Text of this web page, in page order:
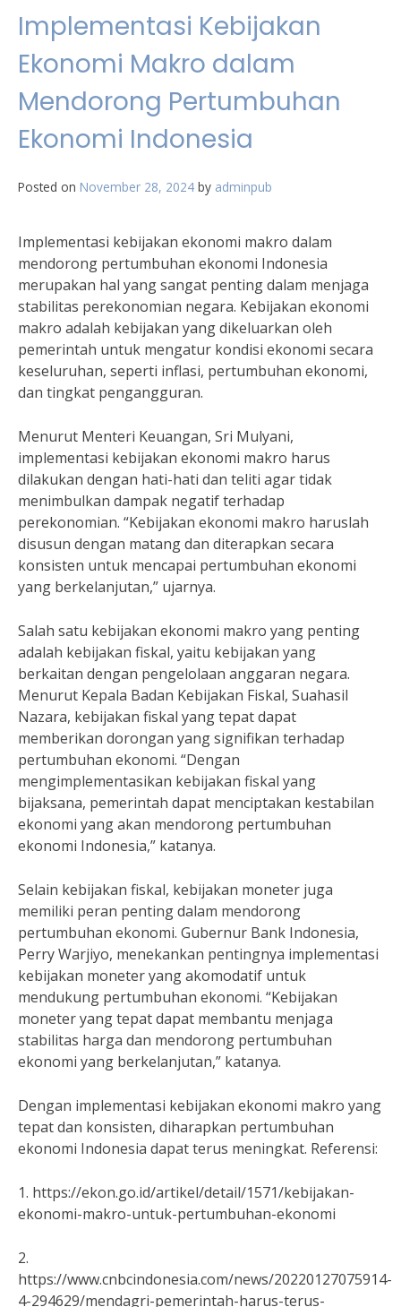
Implementasi Kebijakan
Ekonomi Makro dalam
Mendorong Pertumbuhan
Ekonomi Indonesia
Posted on November 28, 2024 by adminpub
Implementasi kebijakan ekonomi makro dalam
mendorong pertumbuhan ekonomi Indonesia
merupakan hal yang sangat penting dalam menjaga
stabilitas perekonomian negara. Kebijakan ekonomi
makro adalah kebijakan yang dikeluarkan oleh
pemerintah untuk mengatur kondisi ekonomi secara
keseluruhan, seperti inflasi, pertumbuhan ekonomi,
dan tingkat pengangguran.
Menurut Menteri Keuangan, Sri Mulyani,
implementasi kebijakan ekonomi makro harus
dilakukan dengan hati-hati dan teliti agar tidak
menimbulkan dampak negatif terhadap
perekonomian. “Kebijakan ekonomi makro haruslah
disusun dengan matang dan diterapkan secara
konsisten untuk mencapai pertumbuhan ekonomi
yang berkelanjutan,” ujarnya.
Salah satu kebijakan ekonomi makro yang penting
adalah kebijakan fiskal, yaitu kebijakan yang
berkaitan dengan pengelolaan anggaran negara.
Menurut Kepala Badan Kebijakan Fiskal, Suahasil
Nazara, kebijakan fiskal yang tepat dapat
memberikan dorongan yang signifikan terhadap
pertumbuhan ekonomi. “Dengan
mengimplementasikan kebijakan fiskal yang
bijaksana, pemerintah dapat menciptakan kestabilan
ekonomi yang akan mendorong pertumbuhan
ekonomi Indonesia,” katanya.
Selain kebijakan fiskal, kebijakan moneter juga
memiliki peran penting dalam mendorong
pertumbuhan ekonomi. Gubernur Bank Indonesia,
Perry Warjiyo, menekankan pentingnya implementasi
kebijakan moneter yang akomodatif untuk
mendukung pertumbuhan ekonomi. “Kebijakan
moneter yang tepat dapat membantu menjaga
stabilitas harga dan mendorong pertumbuhan
ekonomi yang berkelanjutan,” katanya.
Dengan implementasi kebijakan ekonomi makro yang
tepat dan konsisten, diharapkan pertumbuhan
ekonomi Indonesia dapat terus meningkat. Referensi:
1. https://ekon.go.id/artikel/detail/1571/kebijakan-
ekonomi-makro-untuk-pertumbuhan-ekonomi
2.
https://www.cnbcindonesia.com/news/20220127075914-
4-294629/mendagri-pemerintah-harus-terus-